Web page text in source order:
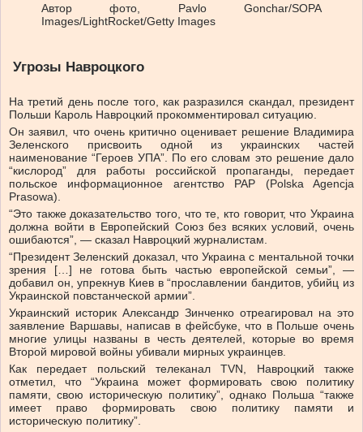
Автор фото, Pavlo Gonchar/SOPA
Images/LightRocket/Getty Images
Угрозы Навроцкого
На третий день после того, как разразился скандал, президент
Польши Кароль Навроцкий прокомментировал ситуацию.
Он заявил, что очень критично оценивает решение Владимира
Зеленского присвоить одной из украинских частей
наименование “Героев УПА”. По его словам это решение дало
“кислород” для работы российской пропаганды, передает
польское информационное агентство PAP (Polska Agencja
Prasowa).
“Это также доказательство того, что те, кто говорит, что Украина
должна войти в Европейский Союз без всяких условий, очень
ошибаются”, — сказал Навроцкий журналистам.
“Президент Зеленский доказал, что Украина с ментальной точки
зрения […] не готова быть частью европейской семьи”, —
добавил он, упрекнув Киев в “прославлении бандитов, убийц из
Украинской повстанческой армии”.
Украинский историк Александр Зинченко отреагировал на это
заявление Варшавы, написав в фейсбуке, что в Польше очень
многие улицы названы в честь деятелей, которые во время
Второй мировой войны убивали мирных украинцев.
Как передает польский телеканал TVN, Навроцкий также
отметил, что “Украина может формировать свою политику
памяти, свою историческую политику”, однако Польша “также
имеет право формировать свою политику памяти и
историческую политику”.